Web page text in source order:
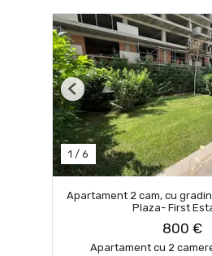
1 / 6
Previous
Apartament 2 cam, cu
Plaza- First
800 €
Apartament cu 2